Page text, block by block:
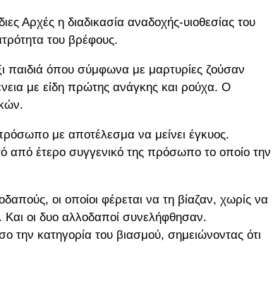
Αρχές η διαδικασία αναδοχής-υιοθεσίας του
του βρέφους.
παιδιά όπου σύμφωνα με μαρτυρίες ζούσαν
με είδη πρώτης ανάγκης και ρούχα. Ο
με αποτέλεσμα να μείνει έγκυος.
από έτερο συγγενικό της πρόσωπο το οποίο την
οι οποίοι φέρεται να τη βίαζαν, χωρίς να
οι δυο αλλοδαποί συνελήφθησαν.
κατηγορία του βιασμού, σημειώνοντας ότι